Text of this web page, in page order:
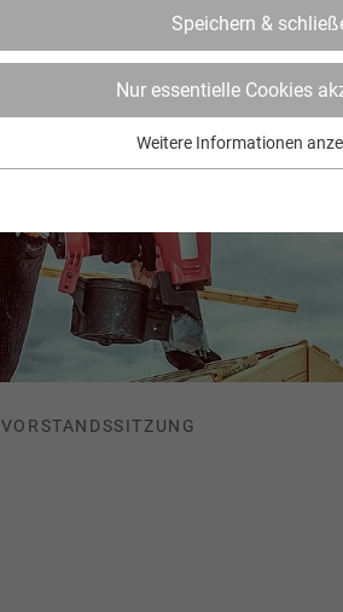
Speichern &
Nur essentielle Cookies
Weitere Informationen
VORSTANDSSITZUNG